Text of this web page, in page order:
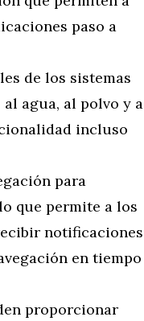
paso a
de los sistemas
agua, al polvo y a
incluso
para
que permite a los
notificaciones
en tiempo
proporcionar